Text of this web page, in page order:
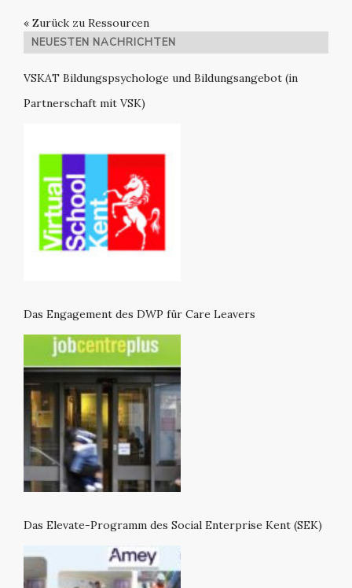
« Zurück zu Ressourcen
NEUESTEN NACHRICHTEN
VSKAT Bildungspsychologe und Bildungsangebot (in
Partnerschaft mit VSK)
Das Engagement des DWP für Care Leavers
Das Elevate-Programm des Social Enterprise Kent (SEK)